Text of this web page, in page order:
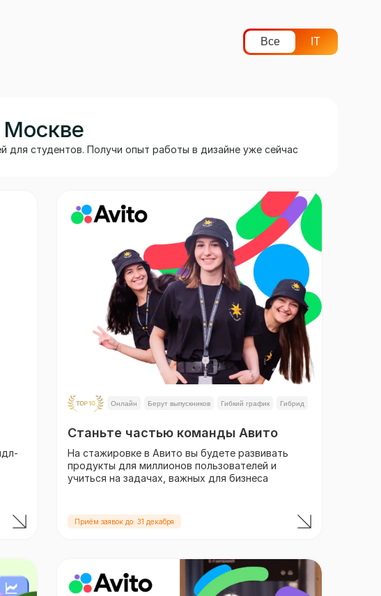
Все IT
студентов. Получи опыт работы в дизайне уже сейчас
Онлайн Берут выпускников Гибкий график Гибрид
Станьте частью команды Авито
На стажировке в Авито вы будете развивать
продукты для миллионов пользователей и
учиться на задачах, важных для бизнеса
Приём заявок до: 31 декабря